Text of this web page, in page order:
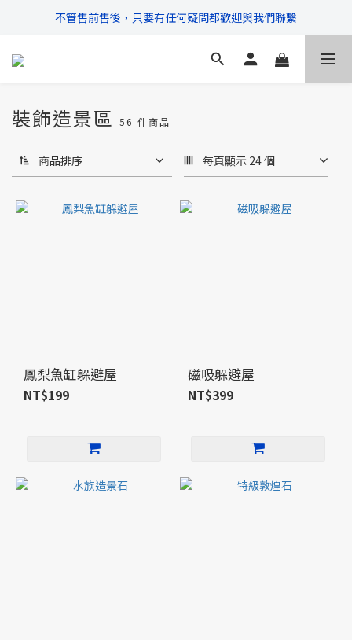
\ 超商滿$399免運!宅配滿$666免運 /
不管售前售後，只要有任何疑問都歡迎與我們聯繫
\ 超商滿$399免運!宅配滿$666免運 /
裝飾造景區 56 件商品
商品排序 每頁顯示 24 個
鳳梨魚缸躲避屋
NT$199
磁吸躲避屋
NT$399